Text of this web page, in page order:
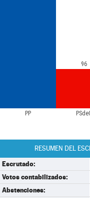
PP
96
RESUMEN DEL
Escrutado:
Votos contabilizados:
Abstenciones: